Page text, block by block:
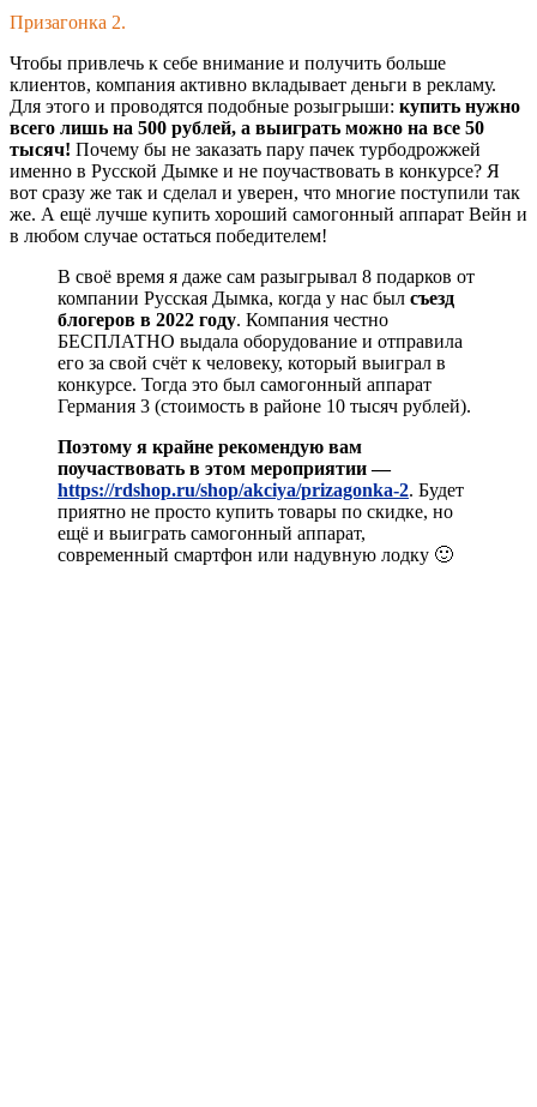
Призагонка 2.
Чтобы привлечь к себе внимание и получить больше
клиентов, компания активно вкладывает деньги в рекламу.
Для этого и проводятся подобные розыгрыши: купить нужно
всего лишь на 500 рублей, а выиграть можно на все 50
тысяч! Почему бы не заказать пару пачек турбодрожжей
именно в Русской Дымке и не поучаствовать в конкурсе? Я
вот сразу же так и сделал и уверен, что многие поступили так
же. А ещё лучше купить хороший самогонный аппарат Вейн и
в любом случае остаться победителем!
В своё время я даже сам разыгрывал 8 подарков от
компании Русская Дымка, когда у нас был съезд
блогеров в 2022 году. Компания честно
БЕСПЛАТНО выдала оборудование и отправила
его за свой счёт к человеку, который выиграл в
конкурсе. Тогда это был самогонный аппарат
Германия 3 (стоимость в районе 10 тысяч рублей).
Поэтому я крайне рекомендую вам
поучаствовать в этом мероприятии —
https://rdshop.ru/shop/akciya/prizagonka-2. Будет
приятно не просто купить товары по скидке, но
ещё и выиграть самогонный аппарат,
современный смартфон или надувную лодку 🙂